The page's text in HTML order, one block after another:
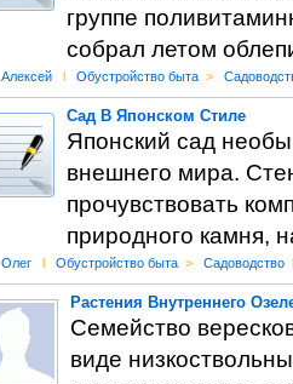
группе
собрал летом
Алексей l Обустройство быта >
Сад В Японском Стиле
Японский сад
внешнего мира.
прочувствовать
природного камня,
Олег l Обустройство быта > Садоводство l
Растения Внутреннего
Семейство
виде